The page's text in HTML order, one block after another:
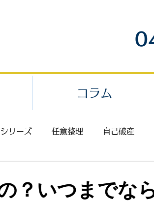
コラム
リーズ 任意整理 自己破産
？いつまでな